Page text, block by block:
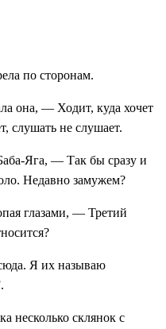
по сторонам.
она, — Ходит, куда хочет
слушать не слушает.
Яга, — Так бы сразу и
Недавно замужем?
глазами, — Третий
Я их называю
несколько склянок с